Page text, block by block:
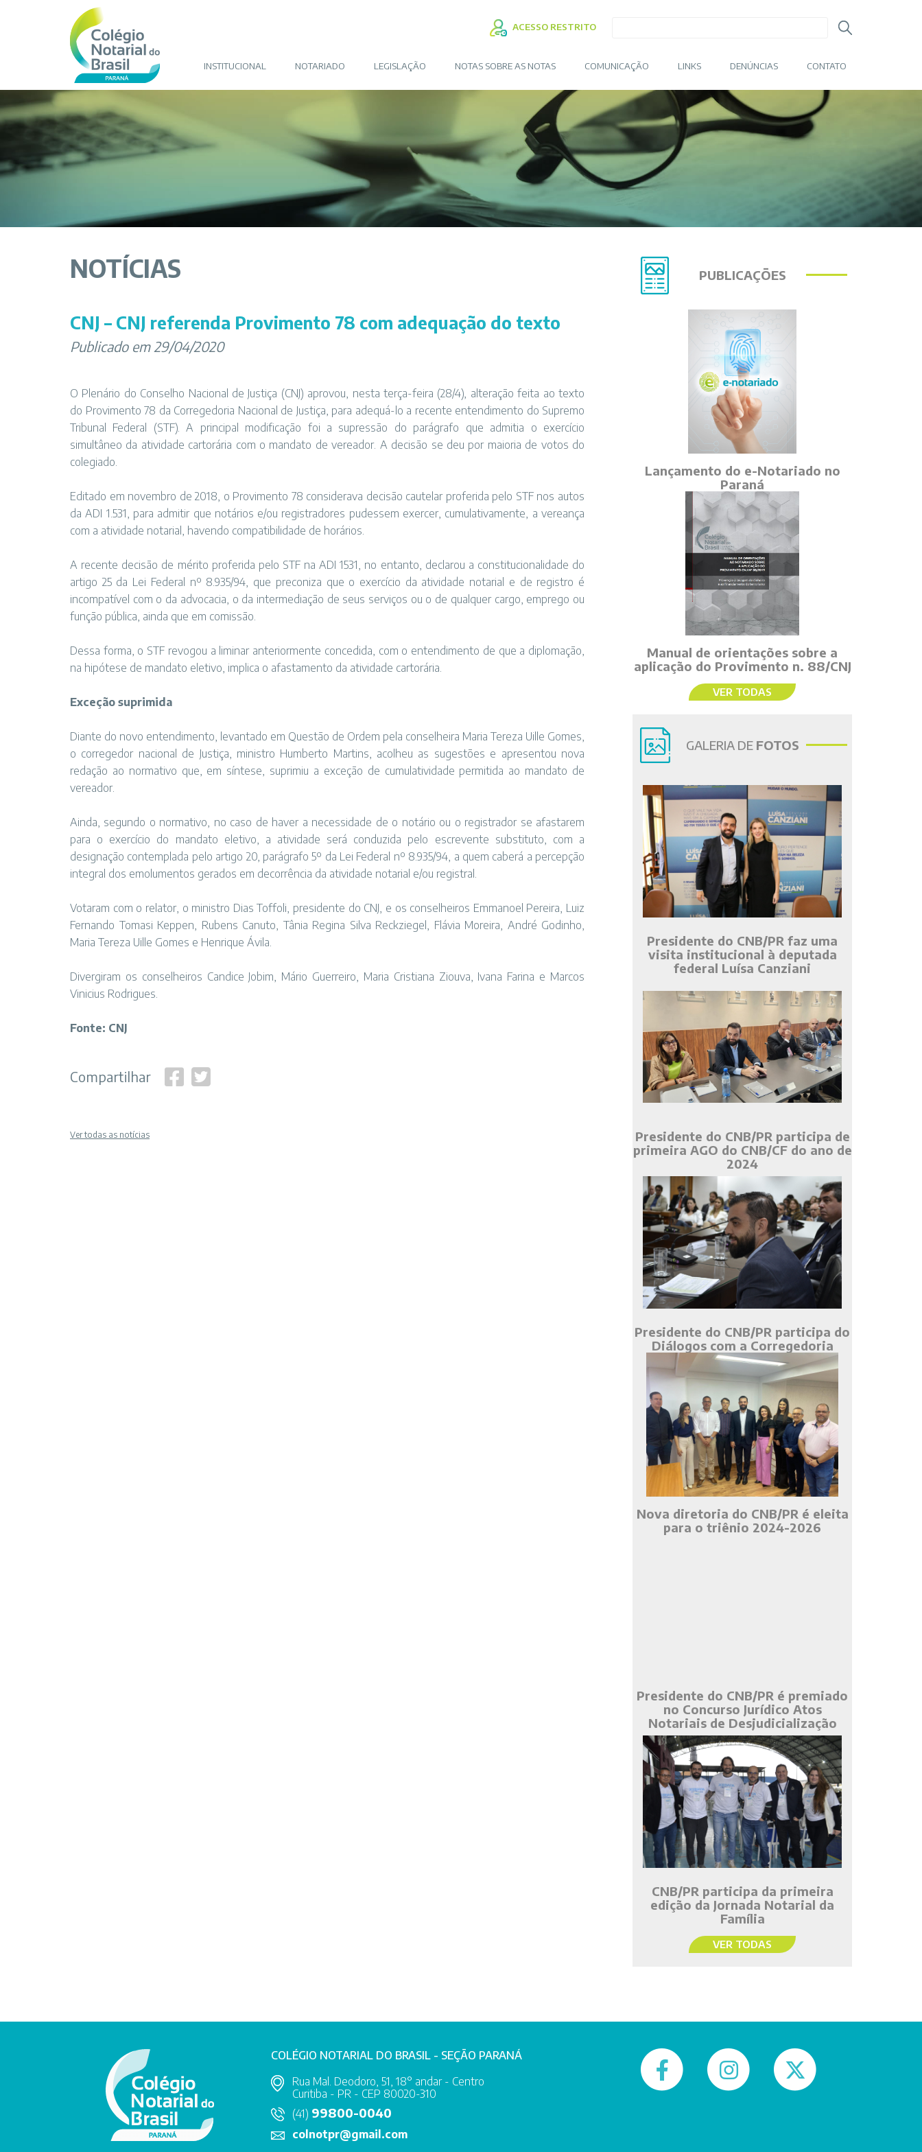
ACESSO RESTRITO
INSTITUCIONAL NOTARIADO LEGISLAÇÃO NOTAS SOBRE AS NOTAS COMUNICAÇÃO LINKS DENÚNCIAS CONTATO
NOTÍCIAS
CNJ – CNJ referenda Provimento 78 com adequação do texto
Publicado em 29/04/2020
O Plenário do Conselho Nacional de Justiça (CNJ) aprovou, nesta terça-feira (28/4), alteração feita ao texto
do Provimento 78 da Corregedoria Nacional de Justiça, para adequá-lo a recente entendimento do Supremo
Tribunal Federal (STF). A principal modificação foi a supressão do parágrafo que admitia o exercício
simultâneo da atividade cartorária com o mandato de vereador. A decisão se deu por maioria de votos do
colegiado.
Editado em novembro de 2018, o Provimento 78 considerava decisão cautelar proferida pelo STF nos autos
da ADI 1.531, para admitir que notários e/ou registradores pudessem exercer, cumulativamente, a vereança
com a atividade notarial, havendo compatibilidade de horários.
A recente decisão de mérito proferida pelo STF na ADI 1531, no entanto, declarou a constitucionalidade do
artigo 25 da Lei Federal nº 8.935/94, que preconiza que o exercício da atividade notarial e de registro é
incompatível com o da advocacia, o da intermediação de seus serviços ou o de qualquer cargo, emprego ou
função pública, ainda que em comissão.
Dessa forma, o STF revogou a liminar anteriormente concedida, com o entendimento de que a diplomação,
na hipótese de mandato eletivo, implica o afastamento da atividade cartorária.
Exceção suprimida
Diante do novo entendimento, levantado em Questão de Ordem pela conselheira Maria Tereza Uille Gomes,
o corregedor nacional de Justiça, ministro Humberto Martins, acolheu as sugestões e apresentou nova
redação ao normativo que, em síntese, suprimiu a exceção de cumulatividade permitida ao mandato de
vereador.
Ainda, segundo o normativo, no caso de haver a necessidade de o notário ou o registrador se afastarem
para o exercício do mandato eletivo, a atividade será conduzida pelo escrevente substituto, com a
designação contemplada pelo artigo 20, parágrafo 5º da Lei Federal nº 8.935/94, a quem caberá a percepção
integral dos emolumentos gerados em decorrência da atividade notarial e/ou registral.
Votaram com o relator, o ministro Dias Toffoli, presidente do CNJ, e os conselheiros Emmanoel Pereira, Luiz
Fernando Tomasi Keppen, Rubens Canuto, Tânia Regina Silva Reckziegel, Flávia Moreira, André Godinho,
Maria Tereza Uille Gomes e Henrique Ávila.
Divergiram os conselheiros Candice Jobim, Mário Guerreiro, Maria Cristiana Ziouva, Ivana Farina e Marcos
Vinicius Rodrigues.
Fonte: CNJ
Compartilhar
Ver todas as notícias
PUBLICAÇÕES
Lançamento do e-Notariado no
Paraná
Manual de orientações sobre a
aplicação do Provimento n. 88/CNJ
VER TODAS
GALERIA DE FOTOS
Presidente do CNB/PR faz uma
visita institucional à deputada
federal Luísa Canziani
Presidente do CNB/PR participa de
primeira AGO do CNB/CF do ano de
2024
Presidente do CNB/PR participa do
Diálogos com a Corregedoria
Nova diretoria do CNB/PR é eleita
para o triênio 2024-2026
Presidente do CNB/PR é premiado
no Concurso Jurídico Atos
Notariais de Desjudicialização
CNB/PR participa da primeira
edição da Jornada Notarial da
Família
VER TODAS
COLÉGIO NOTARIAL DO BRASIL - SEÇÃO PARANÁ
Rua Mal. Deodoro, 51, 18° andar - Centro
Curitiba - PR - CEP 80020-310
(41) 99800-0040
colnotpr@gmail.com